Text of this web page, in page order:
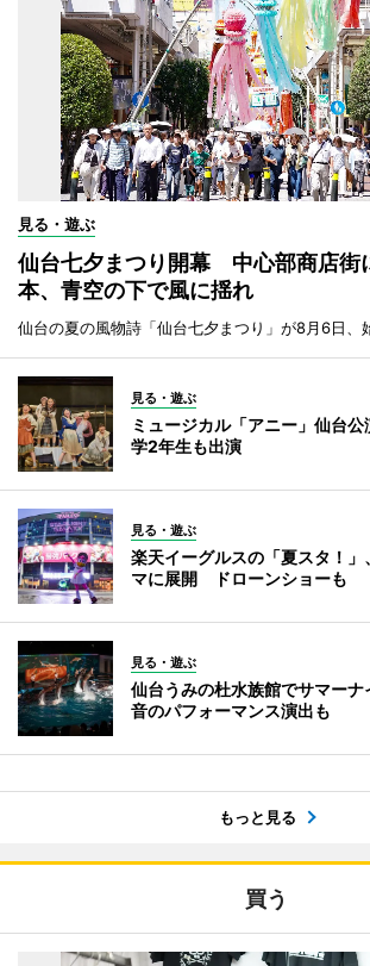
見る・遊ぶ
仙台七夕まつり開幕 中心部商店街
本、青空の下で風に揺れ
仙台の夏の風物詩「仙台七夕まつり」が8月6日、
見る・遊ぶ
ミュージカル「アニー」仙台
学2年生も出演
見る・遊ぶ
楽天イーグルスの「夏スタ！
マに展開 ドローンショーも
見る・遊ぶ
仙台うみの杜水族館でサマー
音のパフォーマンス演出も
もっと見る
買う